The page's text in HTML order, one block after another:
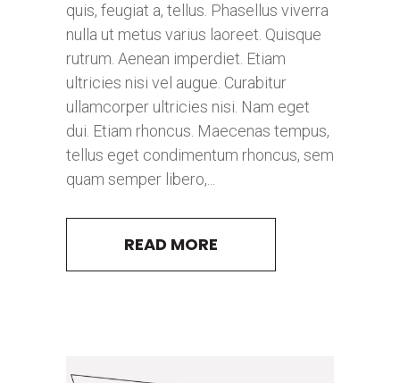
quis, feugiat a, tellus. Phasellus viverra
nulla ut metus varius laoreet. Quisque
rutrum. Aenean imperdiet. Etiam
ultricies nisi vel augue. Curabitur
ullamcorper ultricies nisi. Nam eget
dui. Etiam rhoncus. Maecenas tempus,
tellus eget condimentum rhoncus, sem
quam semper libero,...
READ MORE